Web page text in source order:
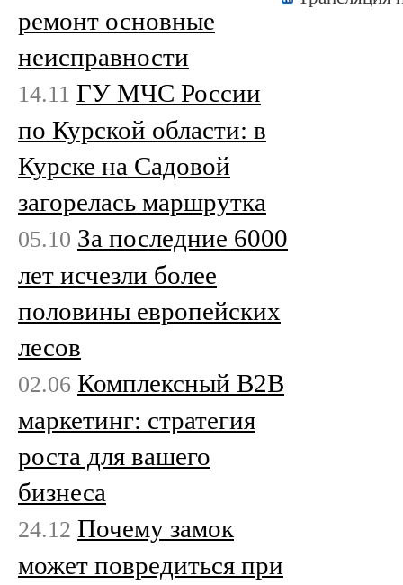
ремонт основные
неисправности
14.11 ГУ МЧС России
по Курской области: в
Курске на Садовой
загорелась маршрутка
05.10 За последние 6000
лет исчезли более
половины европейских
лесов
02.06 Комплексный B2B
маркетинг: стратегия
роста для вашего
бизнеса
24.12 Почему замок
может повредиться при